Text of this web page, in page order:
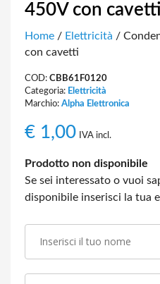
450V con cavetti
Home / Elettricità /
con cavetti
COD: CBB61F0120
Categoria: Elettricità
Marchio: Alpha Elettronica
€ 1,00 IVA incl.
Prodotto non disponibile
Se sei interessato o vuoi
disponibile inserisci la tua